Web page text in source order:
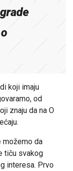
koji imaju
od
znaju da na O
možemo da
tiču svakog
interesa. Prvo